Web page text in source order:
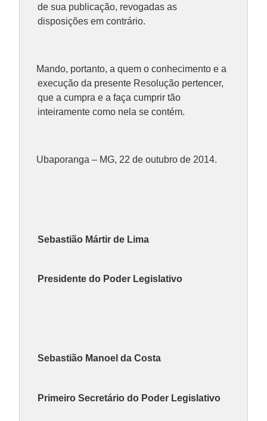
de sua publicação, revogadas as
disposições em contrário.
Mando, portanto, a quem o conhecimento e a
execução da presente Resolução pertencer,
que a cumpra e a faça cumprir tão
inteiramente como nela se contém.
Ubaporanga – MG, 22 de outubro de 2014.
Sebastião Mártir de Lima
Presidente do Poder Legislativo
Sebastião Manoel da Costa
Primeiro Secretário do Poder Legislativo